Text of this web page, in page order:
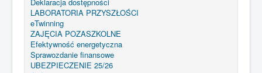
LABORATORIA PRZYSZŁOŚCI
eTwinning
ZAJĘCIA POZASZKOLNE
Efektywność energetyczna
Sprawozdanie finansowe
UBEZPIECZENIE 25/26